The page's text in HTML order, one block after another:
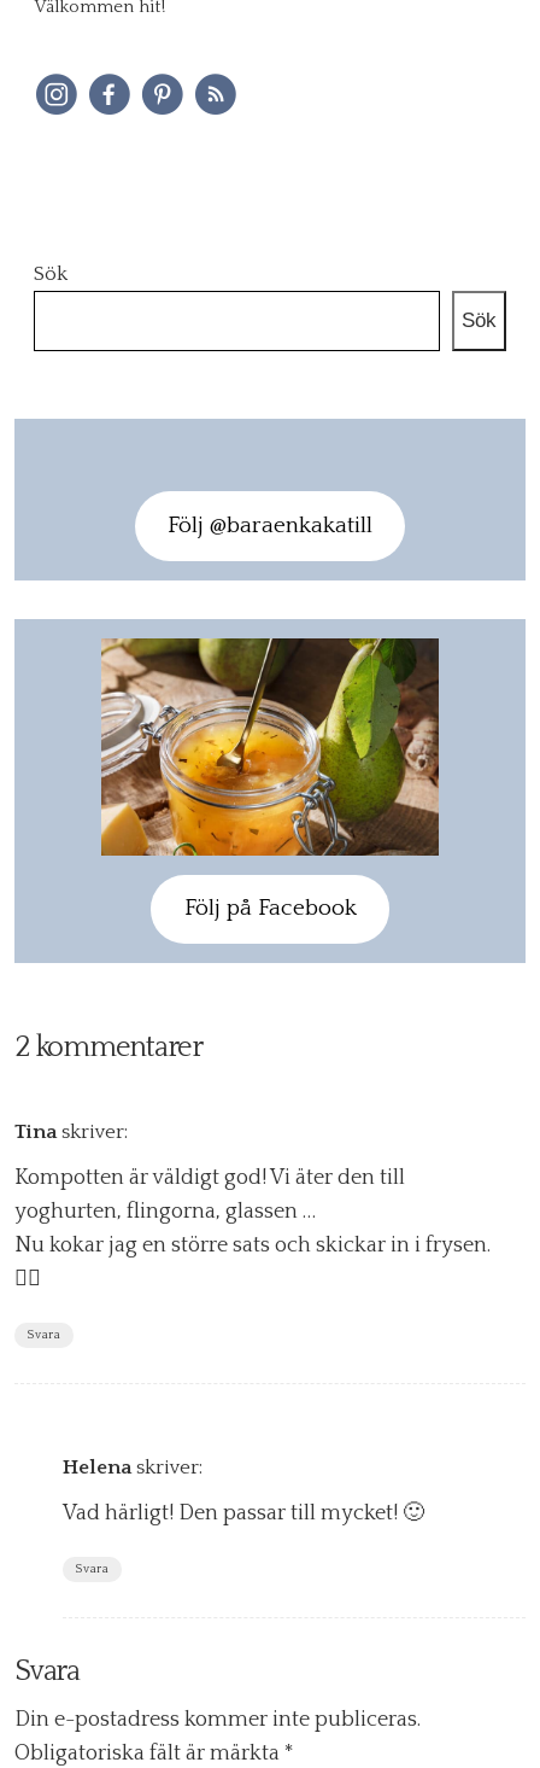
Välkommen hit!
Sök
Sök
Följ @baraenkakatill
Följ på Facebook
2 kommentarer
Tina skriver:
Kompotten är väldigt god! Vi äter den till
yoghurten, flingorna, glassen …
Nu kokar jag en större sats och skickar in i frysen.
👍🏻
Svara
Helena skriver:
Vad härligt! Den passar till mycket! 🙂
Svara
Svara
Din e-postadress kommer inte publiceras.
Obligatoriska fält är märkta *